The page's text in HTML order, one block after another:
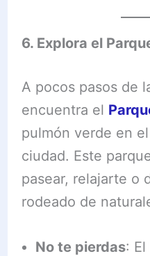
6. Explora el
A pocos pasos de
encuentra el
pulmón verde en
ciudad. Este
pasear, relajarte o
rodeado de
No te pierdas: El